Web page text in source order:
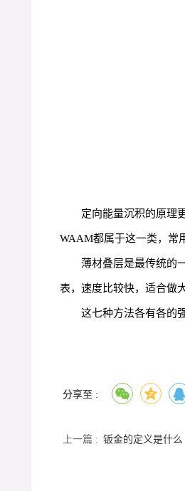
定向能量沉积的原理
WAAM都属于这一类，常
薄材叠层是最传统的
表，速度比较快，适合做
这七种方法各有各的
分享至 :
上一篇 : 钣金的定义是什么